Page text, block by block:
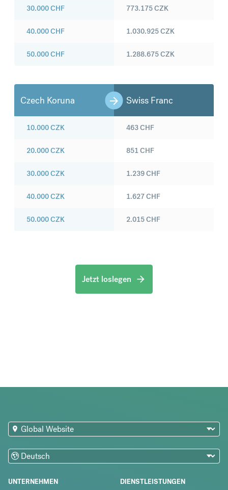
30.000CHF
40.000CHF
50.000CHF
773.175CZK
1.030.925CZK
1.288.675CZK
Czech Koruna Swiss Franc
10.000CZK
20.000CZK
30.000CZK
40.000CZK
50.000CZK
463CHF
851CHF
1.239CHF
1.627CHF
2.015CHF
Jetzt loslegen
UNTERNEHMEN DIENSTLEISTUNGEN